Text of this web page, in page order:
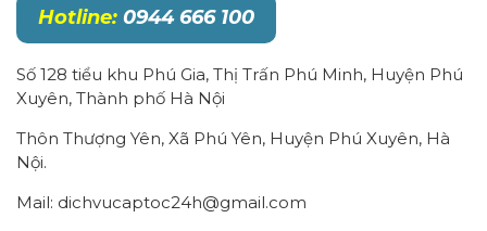
Hotline: 0944 666 100
Số 128 tiểu khu Phú Gia, Thị Trấn Phú Minh, Huyện Phú
Xuyên, Thành phố Hà Nội
Thôn Thượng Yên, Xã Phú Yên, Huyện Phú Xuyên, Hà
Nội.
Mail: dichvucaptoc24h@gmail.com